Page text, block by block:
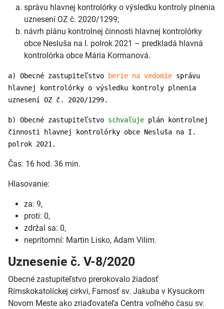
správu hlavnej kontrolórky o výsledku kontroly plnenia
uznesení OZ č. 2020/1299;
návrh plánu kontrolnej činnosti hlavnej kontrolórky
obce Nesluša na I. polrok 2021 – predkladá hlavná
kontrolórka obce Mária Kormanová.
a) Obecné zastupiteľstvo berie na vedomie správu
hlavnej kontrolórky o výsledku kontroly plnenia
uznesení OZ č. 2020/1299.
b) Obecné zastupiteľstvo schvaľuje plán kontrolnej
činnosti hlavnej kontrolórky obce Nesluša na I.
polrok 2021.
Čas: 16 hod. 36 min.
Hlasovanie:
za: 9,
proti: 0,
zdržal sa: 0,
neprítomní: Martin Lisko, Adam Vilim.
Uznesenie č. V-8/2020
Obecné zastupiteľstvo prerokovalo žiadosť
Rímskokatolíckej cirkvi, Farnosť sv. Jakuba v Kysuckom
Novom Meste ako zriaďovateľa Centra voľného času sv.